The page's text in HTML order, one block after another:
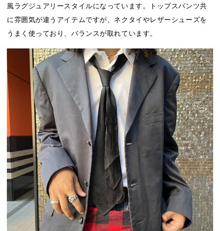
風ラグジュアリースタイルになっています。トップスパンツ共
に雰囲気が違うアイテムですが、ネクタイやレザーシューズを
うまく使っており、バランスが取れています。